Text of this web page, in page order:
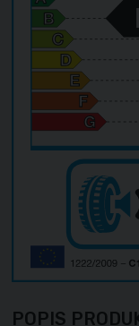
POPIS